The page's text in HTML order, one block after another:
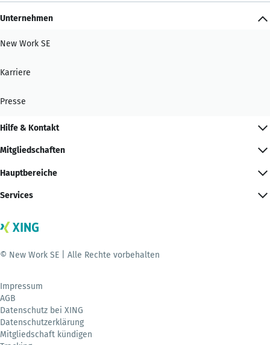
Unternehmen
New Work SE
Karriere
Presse
Hilfe & Kontakt
Mitgliedschaften
Hauptbereiche
Services
© New Work SE | Alle Rechte vorbehalten
Impressum
AGB
Datenschutz bei XING
Datenschutzerklärung
Mitgliedschaft kündigen